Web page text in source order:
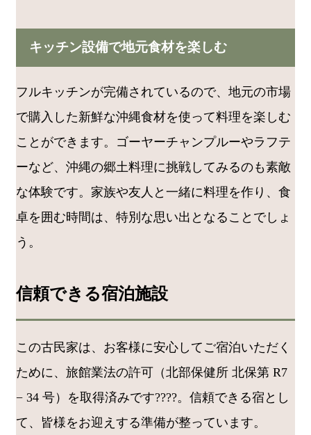
キッチン設備で地元食材を楽しむ
フルキッチンが完備されているので、地元の市場
で購入した新鮮な沖縄食材を使って料理を楽しむ
ことができます。ゴーヤーチャンプルーやラフテ
ーなど、沖縄の郷土料理に挑戦してみるのも素敵
な体験です。家族や友人と一緒に料理を作り、食
卓を囲む時間は、特別な思い出となることでしょ
う。
信頼できる宿泊施設
この古民家は、お客様に安心してご宿泊いただく
ために、旅館業法の許可（北部保健所 北保第 R7
− 34 号）を取得済みです????。信頼できる宿とし
て、皆様をお迎えする準備が整っています。